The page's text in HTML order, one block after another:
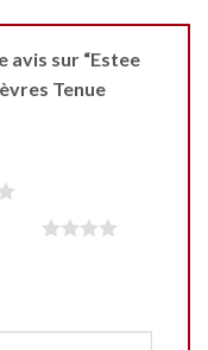
avis sur “Estee
Tenue